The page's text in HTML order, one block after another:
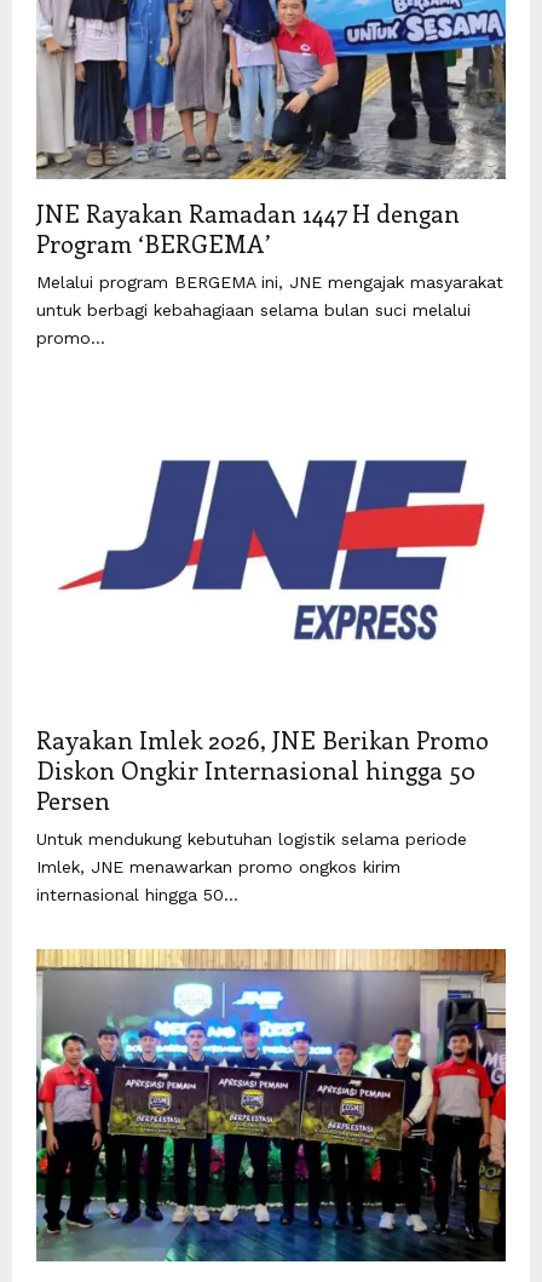
JNE Rayakan Ramadan 1447 H dengan
Program ‘BERGEMA’
Melalui program BERGEMA ini, JNE mengajak masyarakat
untuk berbagi kebahagiaan selama bulan suci melalui
promo...
Rayakan Imlek 2026, JNE Berikan Promo
Diskon Ongkir Internasional hingga 50
Persen
Untuk mendukung kebutuhan logistik selama periode
Imlek, JNE menawarkan promo ongkos kirim
internasional hingga 50...